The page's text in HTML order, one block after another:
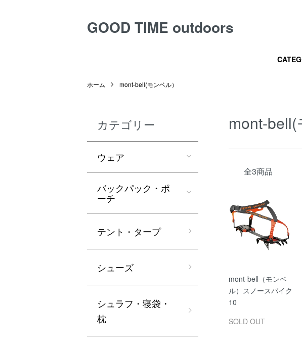
GOOD TIME outdoors
ホーム mont-bell(モンベル）
mont-bell(
全3商品
mont-bell（モンベ
ル）スノースパイク
10
SOLD OUT
カテゴリー
ウェア
バックパック・ポ
ーチ
テント・タープ
シューズ
シュラフ・寝袋・
枕